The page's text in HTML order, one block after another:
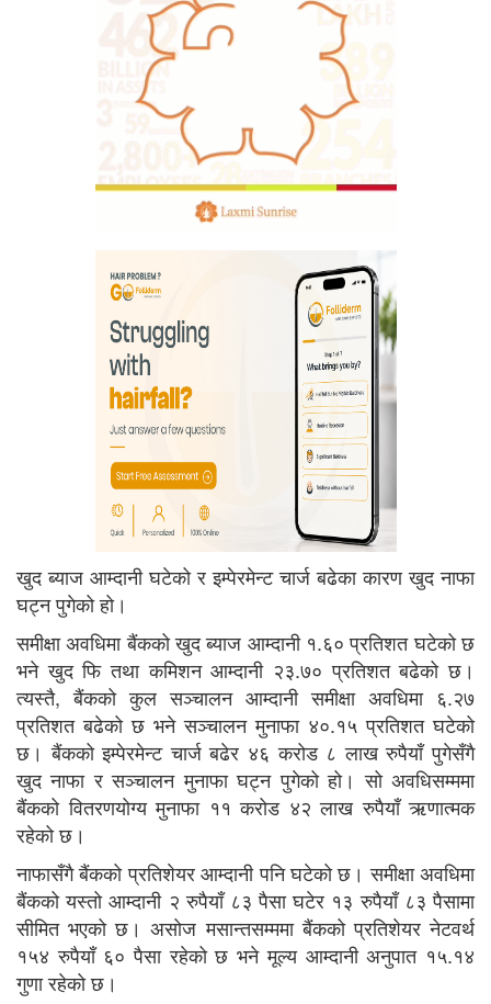
खुद ब्याज आम्दानी घटेको र इम्पेरमेन्ट चार्ज बढेका कारण खुद नाफा
घट्न पुगेको हो।
समीक्षा अवधिमा बैंकको खुद ब्याज आम्दानी १.६० प्रतिशत घटेको छ
भने खुद फि तथा कमिशन आम्दानी २३.७० प्रतिशत बढेको छ।
त्यस्तै, बैंकको कुल सञ्चालन आम्दानी समीक्षा अवधिमा ६.२७
प्रतिशत बढेको छ भने सञ्चालन मुनाफा ४०.१५ प्रतिशत घटेको
छ। बैंकको इम्पेरमेन्ट चार्ज बढेर ४६ करोड ८ लाख रुपैयाँ पुगेसँगै
खुद नाफा र सञ्चालन मुनाफा घट्न पुगेको हो। सो अवधिसम्ममा
बैंकको वितरणयोग्य मुनाफा ११ करोड ४२ लाख रुपैयाँ ऋणात्मक
रहेको छ।
नाफासँगै बैंकको प्रतिशेयर आम्दानी पनि घटेको छ। समीक्षा अवधिमा
बैंकको यस्तो आम्दानी २ रुपैयाँ ८३ पैसा घटेर १३ रुपैयाँ ८३ पैसामा
सीमित भएको छ। असोज मसान्तसम्ममा बैंकको प्रतिशेयर नेटवर्थ
१५४ रुपैयाँ ६० पैसा रहेको छ भने मूल्य आम्दानी अनुपात १५.१४
गुणा रहेको छ।